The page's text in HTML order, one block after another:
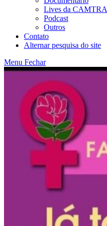
Lives da CAMTRA
Podcast
Outros
Contato
Alternar pesquisa do site
Menu Fechar